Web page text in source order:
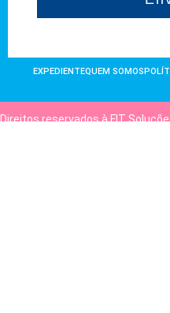
EXPEDIENTEQUEM SOMOS
Direitos reservados à FIT